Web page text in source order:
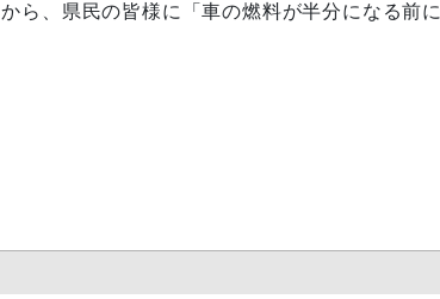
ら、県民の皆様に「車の燃料が半分になる前に